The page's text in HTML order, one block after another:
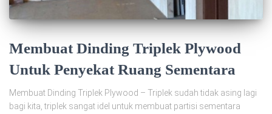
Membuat Dinding Triplek Plywood
Untuk Penyekat Ruang Sementara
Membuat Dinding Triplek Plywood – Triplek sudah tidak asing lagi
bagi kita, triplek sangat idel untuk membuat partisi sementara